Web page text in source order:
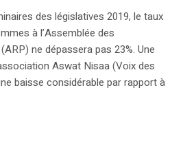
des législatives 2019, le taux
à l’Assemblée des
ne dépassera pas 23%. Une
Aswat Nisaa (Voix des
baisse considérable par rapport à